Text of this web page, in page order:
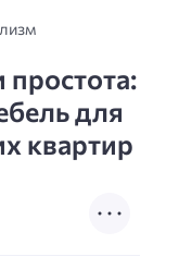
для
квартир